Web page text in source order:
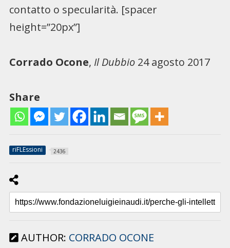
contatto o specularità. [spacer
height=”20px”]
Corrado Ocone, Il Dubbio24 agosto 2017
Share
riFLEssioni 2436
AUTHOR: CORRADO OCONE